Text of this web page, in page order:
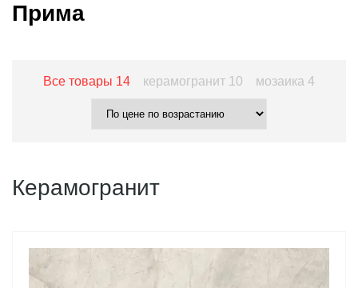
Прима
Все товары 14 керамогранит 10 мозаика 4
Керамогранит